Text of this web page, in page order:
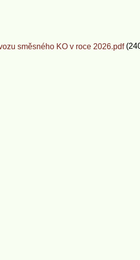
směsného KO v roce 2026.pdf